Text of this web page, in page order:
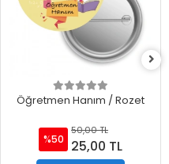
Öğretmen Hanım / Rozet
%50
50,00 TL
25,00 TL